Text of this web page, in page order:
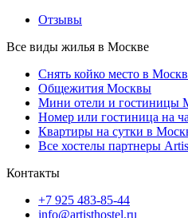
Отзывы
Все виды жилья в Москве
Снять койко место в
Общежития Москвы
Мини отели и гостиницы
Номер или гостиница на
Квартиры на сутки в
Все хостелы партнеры
Контакты
+7 925 483-85-44
info@artisthostel.ru